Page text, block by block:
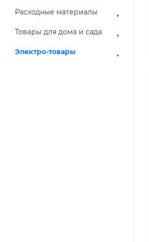
Расходные материалы
Товары для дома и сада
Электро-товары